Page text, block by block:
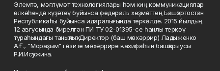
Элемтә, мәғлүмәт технологиялары һәм киң коммуникациялар
өлкәһендә күҙәтеү буйынса федераль хеҙмәттең Башҡортостан
Республикаһы буйынса идаралығында теркәлде. 2015 йылдың
12 авгусында бирелгән ПИ ТУ 02-01395-се һанлы теркәү
тураһындағы таныҡлыҡ. Директор (баш мөхәррир) Ладыженко
А.Ғ., "Мораҙым" гәзите мөхәррире вазифаһын башҡарыусы
Р.И.Исҡужина.